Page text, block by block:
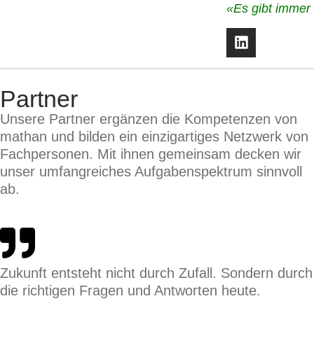
«Es gibt
Partner
Unse­re Part­ner ergän­zen die Kom­pe­ten­zen von
mathan und bil­den ein ein­zig­ar­ti­ges Netz­werk von
Fach­per­so­nen. Mit ihnen gemein­sam decken wir
unser umfang­rei­ches Auf­ga­ben­spek­trum sinn­voll
ab.
Zukunft ent­steht nicht durch Zufall. Son­dern durch
die rich­ti­gen Fra­gen und Ant­wor­ten heu­te.